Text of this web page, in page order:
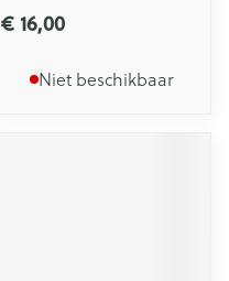
€ 16,00
Niet beschikbaar